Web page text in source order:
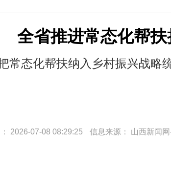
全省推进常态化帮
常态化帮扶纳入乡村振兴战略
2026-07-08 08:29:25 信息来源： 山西新闻